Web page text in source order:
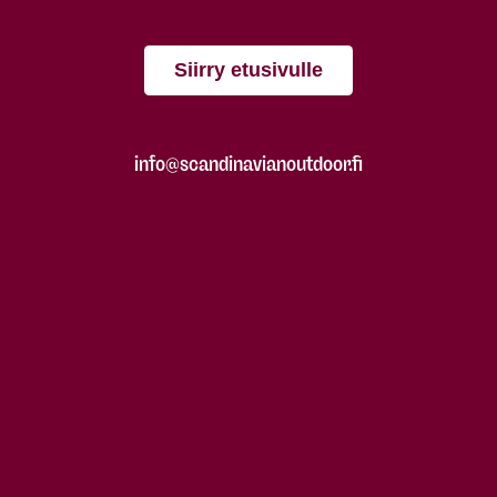
Siirry etusivulle
info@scandinavianoutdoor.fi